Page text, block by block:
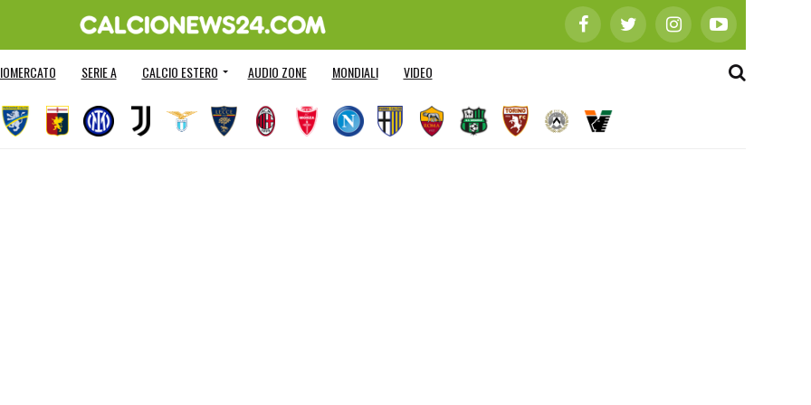
SERIE A CALCIO ESTERO AUDIO ZONE MONDIALI VIDEO